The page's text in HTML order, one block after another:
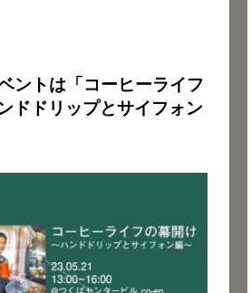
ントは「コーヒーライフ
ドドリップとサイフォン